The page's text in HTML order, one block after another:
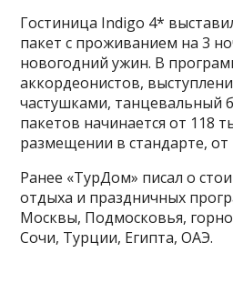
Гостиница Indigo 4*
пакет с проживанием на 3
новогодний ужин. В
аккордеонистов,
частушками, танцевальный
пакетов начинается от 118
размещении в стандарте,
Ранее «ТурДом» писал о
отдыха и праздничных
Москвы, Подмосковья,
Сочи, Турции, Египта, ОАЭ.